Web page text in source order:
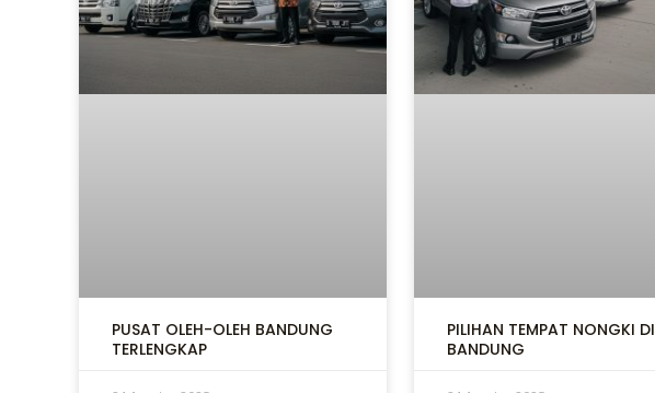
PUSAT OLEH-OLEH BANDUNG
TERLENGKAP
PILIHAN TEMPAT NONGKI DI
BANDUNG